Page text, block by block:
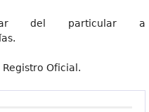
del particular a
Oficial.